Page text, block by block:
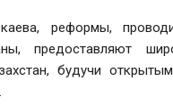
реформы,
предоставляют
будучи